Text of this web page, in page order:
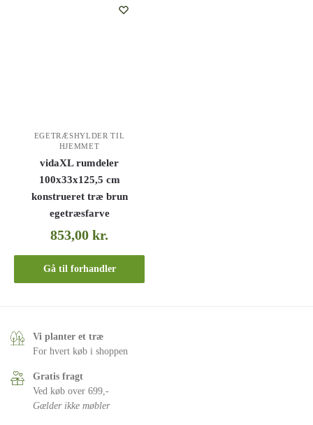
EGETRÆSHYLDER TIL
HJEMMET
vidaXL rumdeler
100x33x125,5 cm
konstrueret træ brun
egetræsfarve
853,00kr.
Gå til forhandler
Vi planter et træ
For hvert køb i shoppen
Gratis fragt
Ved køb over 699,-
Gælder ikke møbler